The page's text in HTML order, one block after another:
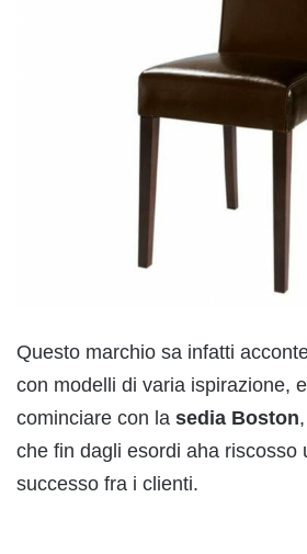
Questo marchio sa infatti
con modelli di varia ispirazione,
cominciare con la sedia Boston
che fin dagli esordi aha riscosso
successo fra i clienti.